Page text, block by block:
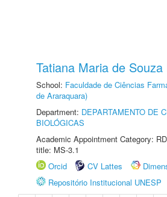
Tatiana Maria de
School: Faculdade de Ciências
de Araraquara)
Department: DEPARTAMENTO DE
BIOLÓGICAS
Academic Appointment Category:
title: MS-3.1
Orcid
CV Lattes
Repositório Institucional UNESP